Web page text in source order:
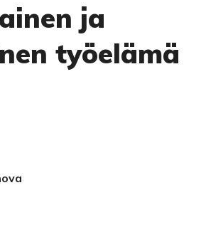
ja
työelämä